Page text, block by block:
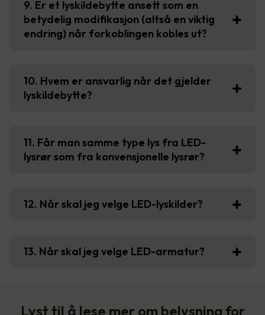
9. Er et lyskildebytte ansett som en
betydelig modifikasjon (altså en viktig
endring) når forkoblingen kobles ut?
10. Hvem er ansvarlig når det gjelder
lyskildebytte?
11. Får man samme type lys fra LED-
lysrør som fra konvensjonelle lysrør?
12. Når skal jeg velge LED-lyskilder?
13. Når skal jeg velge LED-armatur?
Lyst til å lese mer om belysning for